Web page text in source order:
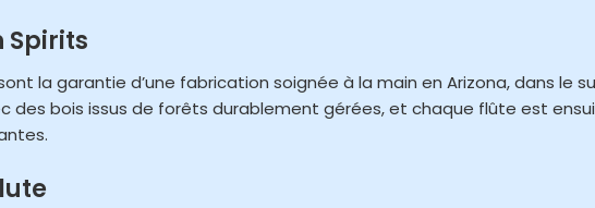
Spirits
la garantie d’une fabrication soignée à la main en Arizona, dans le
des bois issus de forêts durablement gérées, et chaque flûte est